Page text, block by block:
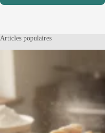
Articles populaires